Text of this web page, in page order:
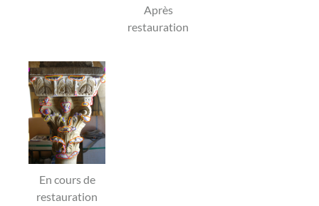
Après
restauration
En cours de
restauration